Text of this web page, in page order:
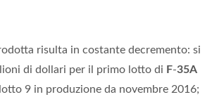
risulta in costante decremento: si
di dollari per il primo lotto di F-35A
9 in produzione da novembre 2016;